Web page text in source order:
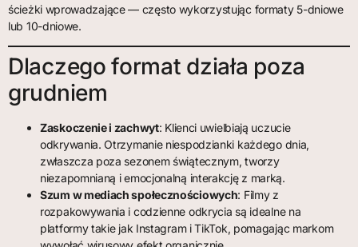
ścieżki wprowadzające — często wykorzystując formaty 5-dniowe
lub 10-dniowe.
Dlaczego format działa poza
grudniem
Zaskoczenie i zachwyt: Klienci uwielbiają uczucie
odkrywania. Otrzymanie niespodzianki każdego dnia,
zwłaszcza poza sezonem świątecznym, tworzy
niezapomnianą i emocjonalną interakcję z marką.
Szum w mediach społecznościowych: Filmy z
rozpakowywania i codzienne odkrycia są idealne na
platformy takie jak Instagram i TikTok, pomagając markom